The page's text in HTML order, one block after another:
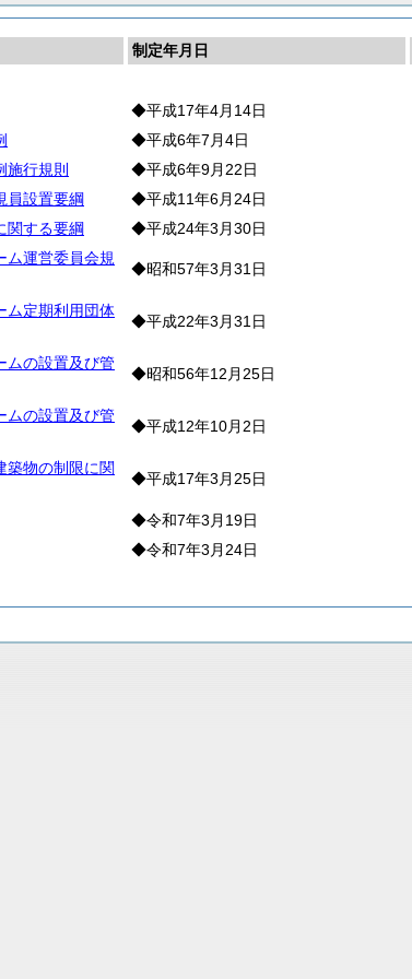
制定年月日
◆平成17年4月14日
◆平成6年7月4日
施行規則
◆平成6年9月22日
員設置要綱
◆平成11年6月24日
関する要綱
◆平成24年3月30日
ム運営委員会規
◆昭和57年3月31日
ム定期利用団体
◆平成22年3月31日
ムの設置及び管
◆昭和56年12月25日
ムの設置及び管
◆平成12年10月2日
築物の制限に関
◆平成17年3月25日
◆令和7年3月19日
◆令和7年3月24日